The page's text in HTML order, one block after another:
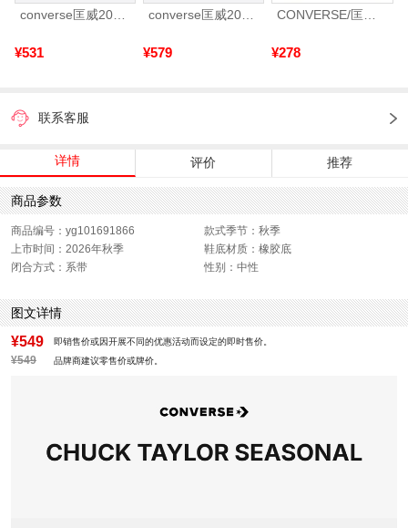
converse匡威2026年男女Chuck Taylor 70S AO帆布鞋162062C
¥531 ¥579 ¥278
联系客服
详情 评价 推荐
商品参数
商品编号：yg101691866
款式季节：秋季
上市时间：2026年秋季
鞋底材质：橡胶底
闭合方式：系带
性别：中性
图文详情
¥549 即销售价或因开展不同的优惠活动而设定的即时售价。
¥549 品牌商建议零售价或牌价。